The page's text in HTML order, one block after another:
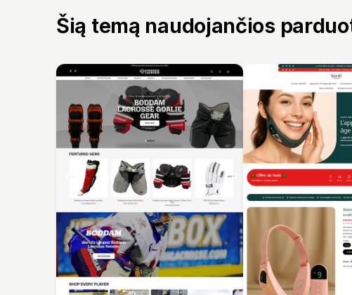
Šią temą naudojančios